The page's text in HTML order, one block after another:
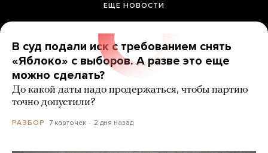
ЕЩЕ НОВОСТИ
В суд подали иск с требованием снять
«Яблоко» с выборов. А разве это еще
можно сделать?
До какой даты надо продержаться, чтобы партию
точно допустили?
РАЗБОР 7 карточек 2 дня назад